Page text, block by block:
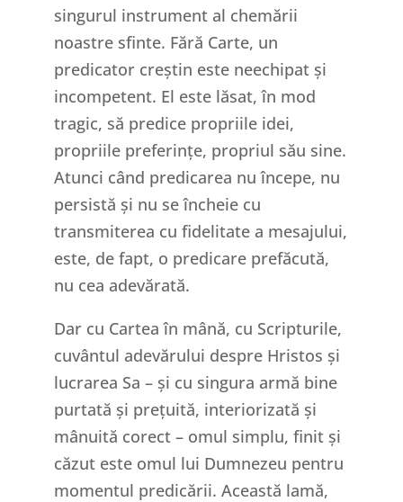
singurul instrument al chemării
noastre sfinte. Fără Carte, un
predicator creștin este neechipat și
incompetent. El este lăsat, în mod
tragic, să predice propriile idei,
propriile preferințe, propriul său sine.
Atunci când predicarea nu începe, nu
persistă și nu se încheie cu
transmiterea cu fidelitate a mesajului,
este, de fapt, o predicare prefăcută,
nu cea adevărată.
Dar cu Cartea în mână, cu Scripturile,
cuvântul adevărului despre Hristos și
lucrarea Sa – și cu singura armă bine
purtată și prețuită, interiorizată și
mânuită corect – omul simplu, finit și
căzut este omul lui Dumnezeu pentru
momentul predicării. Această lamă,